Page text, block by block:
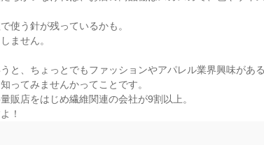
使う針が残っているかも。
ません。
と、ちょっとでもファッションやアパレル業界興味がある
ってみませんかってことです。
販店をはじめ繊維関連の会社が9割以上。
！